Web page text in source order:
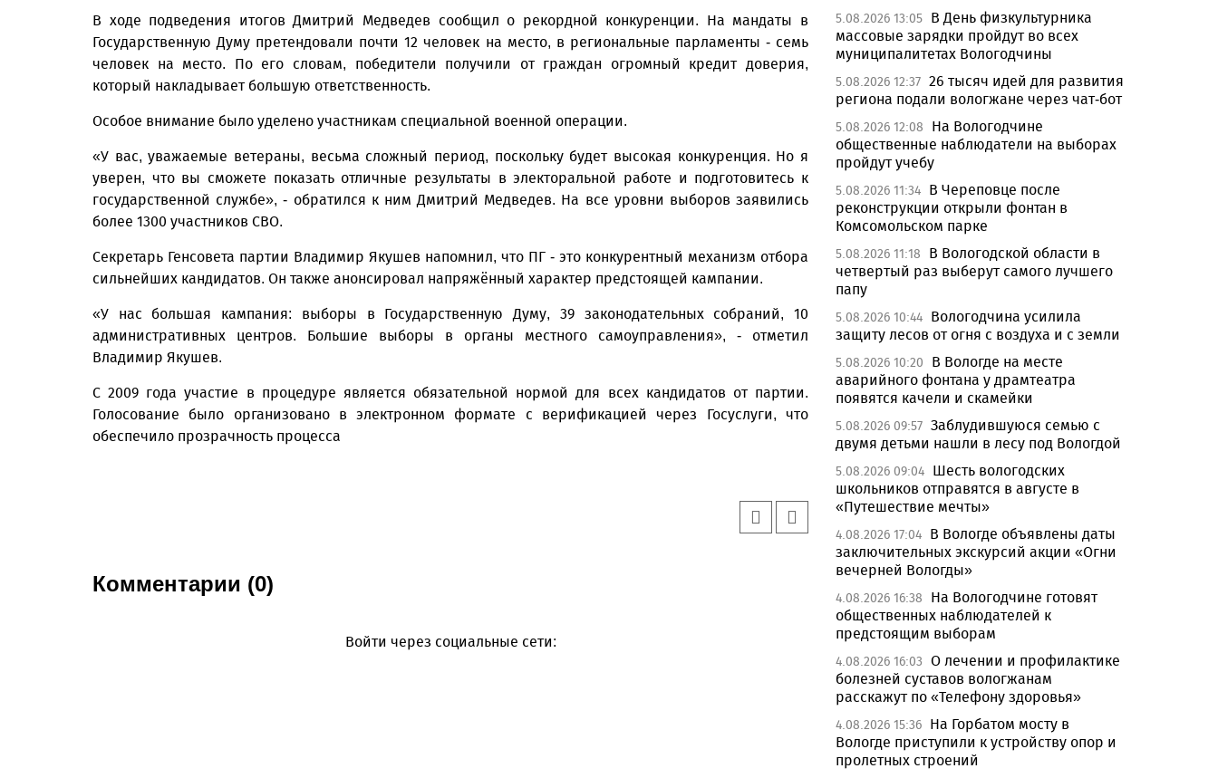
В ходе подведения итогов Дмитрий Медведев сообщил о рекордной конкуренции. На мандаты в
Государственную Думу претендовали почти 12 человек на место, в региональные парламенты - семь
человек на место. По его словам, победители получили от граждан огромный кредит доверия,
который накладывает большую ответственность.
Особое внимание было уделено участникам специальной военной операции.
«У вас, уважаемые ветераны, весьма сложный период, поскольку будет высокая конкуренция. Но я
уверен, что вы сможете показать отличные результаты в электоральной работе и подготовитесь к
государственной службе», - обратился к ним Дмитрий Медведев. На все уровни выборов заявились
более 1300 участников СВО.
Секретарь Генсовета партии Владимир Якушев напомнил, что ПГ - это конкурентный механизм отбора
сильнейших кандидатов. Он также анонсировал напряжённый характер предстоящей кампании.
«У нас большая кампания: выборы в Государственную Думу, 39 законодательных собраний, 10
административных центров. Большие выборы в органы местного самоуправления», - отметил
Владимир Якушев.
С 2009 года участие в процедуре является обязательной нормой для всех кандидатов от партии.
Голосование было организовано в электронном формате с верификацией через Госуслуги, что
обеспечило прозрачность процесса
Комментарии (0)
Войти через социальные сети:
5.08.2026 13:05 В День физкультурника
массовые зарядки пройдут во всех
муниципалитетах Вологодчины
5.08.2026 12:37 26 тысяч идей для развития
региона подали вологжане через чат-бот
5.08.2026 12:08
На Вологодчине
общественные наблюдатели на выборах
пройдут учебу
5.08.2026 11:34 В Череповце после
реконструкции открыли фонтан в
Комсомольском парке
5.08.2026 11:18
В Вологодской области в
четвертый раз выберут самого лучшего
папу
5.08.2026 10:44 Вологодчина усилила
защиту лесов от огня с воздуха и с земли
5.08.2026 10:20
В Вологде на месте
аварийного фонтана у драмтеатра
появятся качели и скамейки
5.08.2026 09:57 Заблудившуюся семью с
двумя детьми нашли в лесу под Вологдой
5.08.2026 09:04 Шесть вологодских
школьников отправятся в августе в
«Путешествие мечты»
4.08.2026 17:04 В Вологде объявлены даты
заключительных экскурсий акции «Огни
вечерней Вологды»
4.08.2026 16:38
На Вологодчине готовят
общественных наблюдателей к
предстоящим выборам
4.08.2026 16:03 О лечении и профилактике
болезней суставов вологжанам
расскажут по «Телефону здоровья»
4.08.2026 15:36 На Горбатом мосту в
Вологде приступили к устройству опор и
пролетных строений